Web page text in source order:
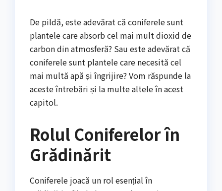
De pildă, este adevărat că coniferele sunt
plantele care absorb cel mai mult dioxid de
carbon din atmosferă? Sau este adevărat că
coniferele sunt plantele care necesită cel
mai multă apă și îngrijire? Vom răspunde la
aceste întrebări și la multe altele în acest
capitol.
Rolul Coniferelor în
Grădinărit
Coniferele joacă un rol esențial în